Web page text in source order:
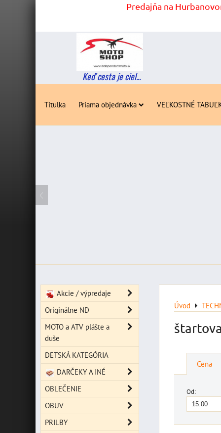
Predajňa na
Keď cesta je ciel...
Titulka Priama objednávka VEĽKOSTNÉ
Úvod
Cena
Od:
Akcie / výpredaje
Originálne ND
MOTO a ATV plášte a
duše
DETSKÁ KATEGÓRIA
DARČEKY A INÉ
OBLEČENIE
OBUV
PRILBY